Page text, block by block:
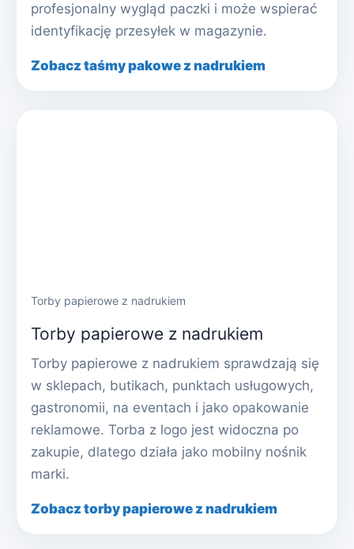
profesjonalny wygląd paczki i może wspierać
identyfikację przesyłek w magazynie.
Zobacz taśmy pakowe z nadrukiem
Torby papierowe z nadrukiem
Torby papierowe z nadrukiem
Torby papierowe z nadrukiem sprawdzają się
w sklepach, butikach, punktach usługowych,
gastronomii, na eventach i jako opakowanie
reklamowe. Torba z logo jest widoczna po
zakupie, dlatego działa jako mobilny nośnik
marki.
Zobacz torby papierowe z nadrukiem